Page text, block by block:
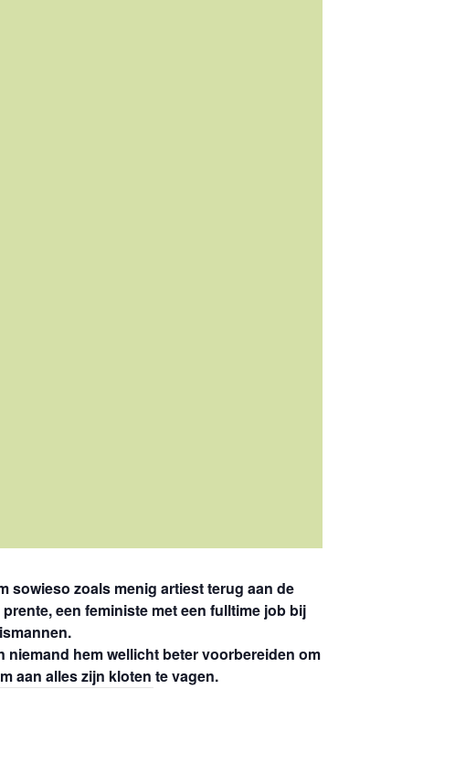
sowieso zoals menig artiest terug aan de
een feministe met een fulltime job bij
niemand hem wellicht beter voorbereiden om
aan alles zijn kloten te vagen.